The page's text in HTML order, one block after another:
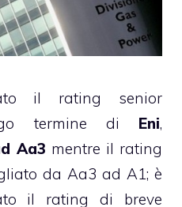
il rating senior
termine di Eni,
Aa3 mentre il rating
da Aa3 ad A1; è
il rating di breve